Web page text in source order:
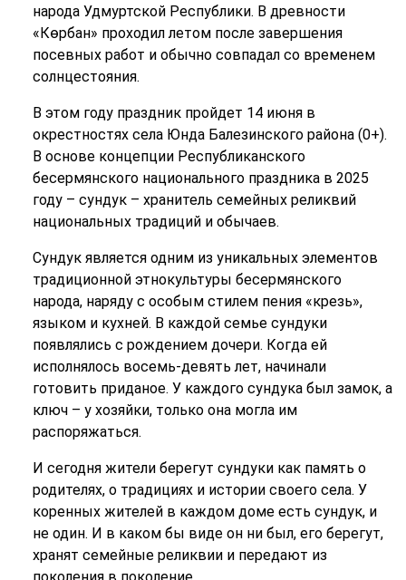
народа Удмуртской Республики. В древности
«Көрбан» проходил летом после завершения
посевных работ и обычно совпадал со временем
солнцестояния.
В этом году праздник пройдет 14 июня в
окрестностях села Юнда Балезинского района (0+).
В основе концепции Республиканского
бесермянского национального праздника в 2025
году – сундук – хранитель семейных реликвий
национальных традиций и обычаев.
Сундук является одним из уникальных элементов
традиционной этнокультуры бесермянского
народа, наряду с особым стилем пения «крезь»,
языком и кухней. В каждой семье сундуки
появлялись с рождением дочери. Когда ей
исполнялось восемь-девять лет, начинали
готовить приданое. У каждого сундука был замок, а
ключ – у хозяйки, только она могла им
распоряжаться.
И сегодня жители берегут сундуки как память о
родителях, о традициях и истории своего села. У
коренных жителей в каждом доме есть сундук, и
не один. И в каком бы виде он ни был, его берегут,
хранят семейные реликвии и передают из